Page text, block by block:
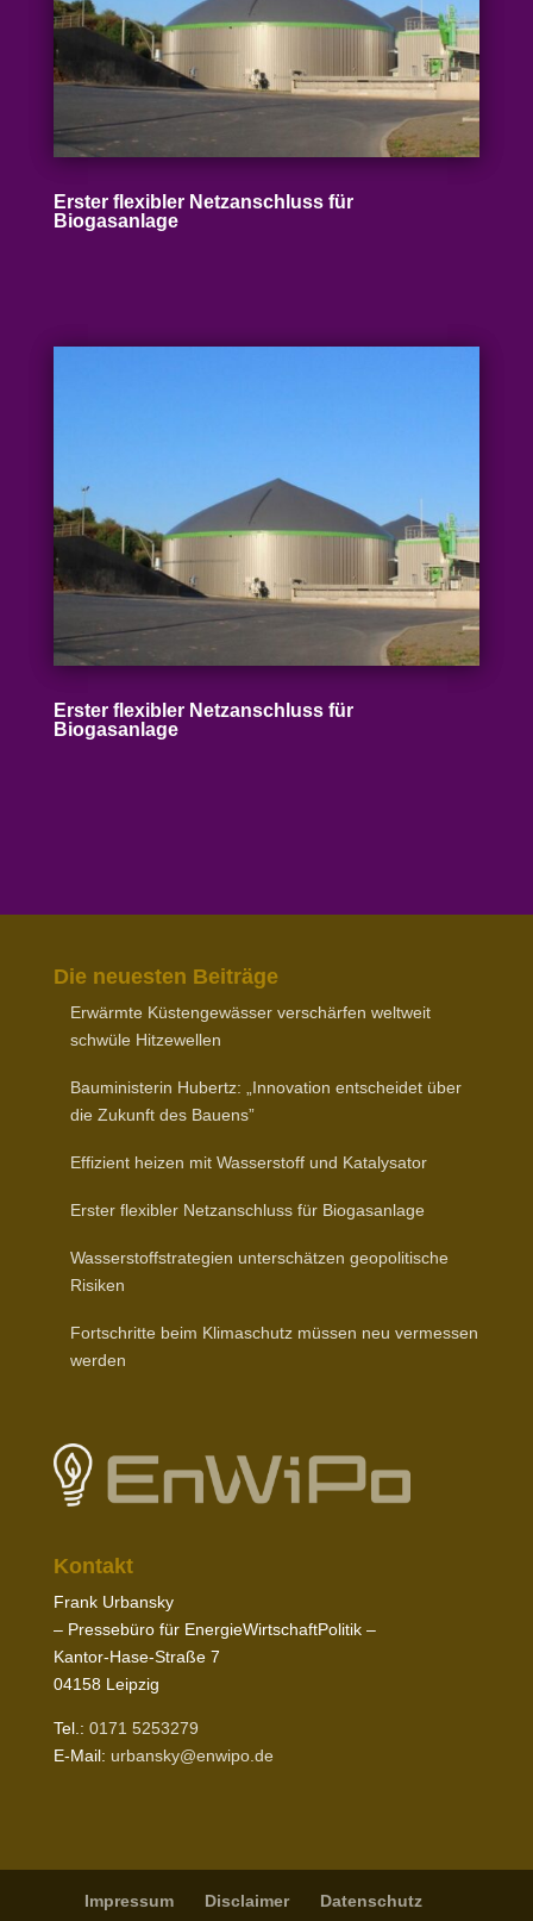
Erster flexibler Netz­an­schluss für
Biogasanlage
Erster flexibler Netz­an­schluss für
Biogasanlage
Die neuesten Beiträge
Erwärmte Küsten­ge­wässer verschärfen weltweit
schwüle Hitzewellen
Baumi­nis­terin Hubertz: „Inno­vation entscheidet über
die Zukunft des Bauens”
Effizient heizen mit Wasser­stoff und Katalysator
Erster flexibler Netz­an­schluss für Biogasanlage
Wasser­stoff­stra­tegien unter­schätzen geopo­li­tische
Risiken
Fort­schritte beim Klima­schutz müssen neu vermessen
werden
Kontakt
Frank Urbansky
– Pres­sebüro für EnergieWirtschaftPolitik –
Kantor-​Hase-​Straße 7
04158Leipzig
Tel.: 0171 5253279
E‑Mail: urbansky@​enwipo.​de
Impressum Disclaimer Daten­schutz